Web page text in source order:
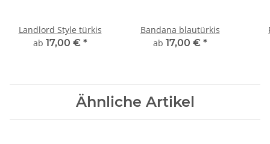
Landlord Style türkis
ab 17,00 € *
Bandana blautürkis
ab 17,00 € *
Ähnliche Artikel